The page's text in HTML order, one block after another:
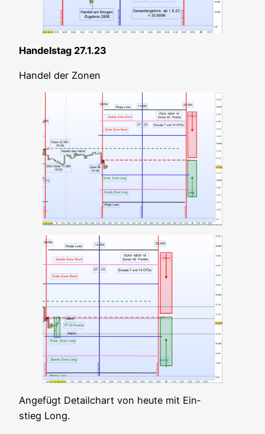
Han­dels­tag 27.1.23
Han­del der Zonen
Ange­fügt Detail­ch­art von heu­te mit Ein­
stieg Long.